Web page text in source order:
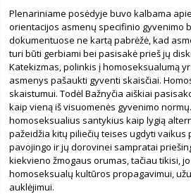
Plenariniame posėdyje buvo kalbama
orientacijos asmenų specifinio gyvenimo
dokumentuose ne kartą pabrėžė, kad
turi būti gerbiami bei pasisakė prieš jų
Katekizmas, polinkis į homoseksualumą
asmenys pašaukti gyventi skaisčiai.
skaistumui. Todėl Bažnyčia aiškiai
kaip vieną iš visuomenės gyvenimo
homoseksualius santykius kaip lygią
pažeidžia kitų piliečių teises ugdyti
pavojingo ir jų dorovinei sampratai
kiekvieno žmogaus orumas, tačiau tikisi,
homoseksualų kultūros propagavimui,
auklėjimui.